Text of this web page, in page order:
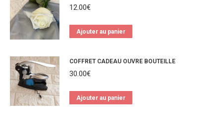
12.00€
Ajouter au panier
COFFRET CADEAU OUVRE BOUTEILLE
30.00€
Ajouter au panier